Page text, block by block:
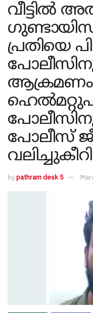
വീട്ടിൽ
പ്രതിയെ
പോലീസിനു
പോലീസ്
bypathram desk 5